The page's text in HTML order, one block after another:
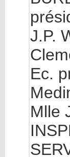
J.P.
Ec.
Mlle